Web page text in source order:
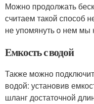
Можно продолжать
считаем такой способ
не упомянуть о нем мы
Емкость с водой
Также можно
водой: установив
шланг достаточной